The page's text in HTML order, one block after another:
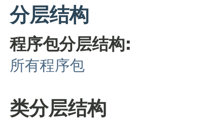
分层结构
程序包分层结构:
所有程序包
类分层结构